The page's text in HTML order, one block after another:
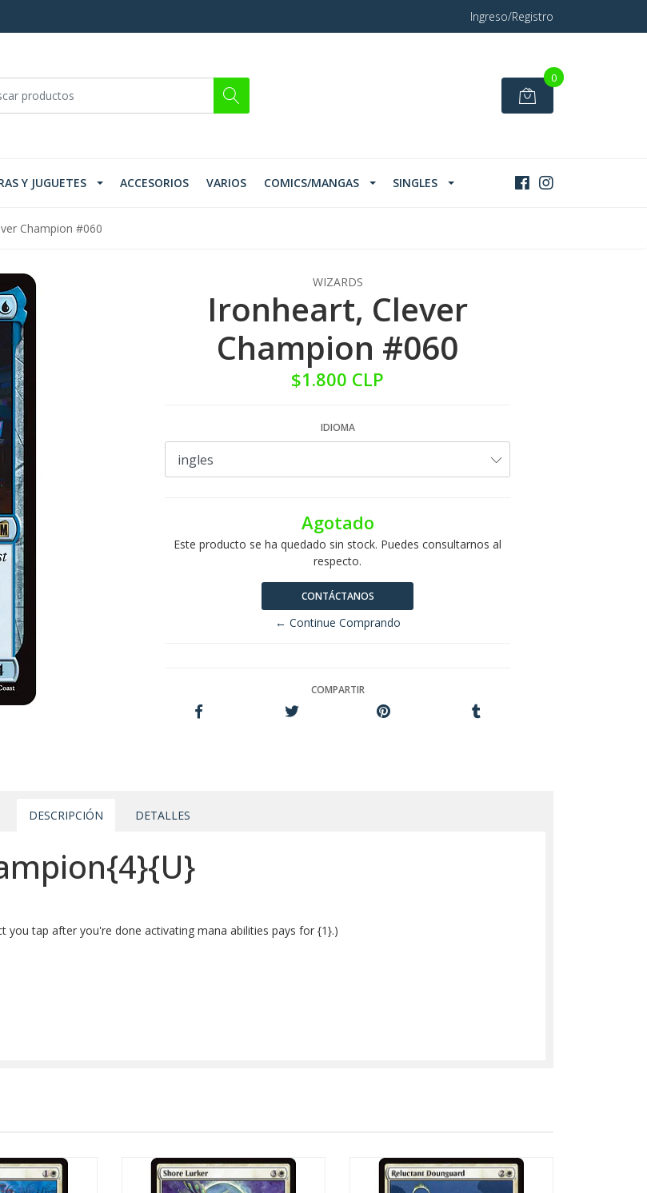
Ingreso/Registro
0
Y JUGUETES ACCESORIOS VARIOS COMICS/MANGAS SINGLES
Champion #060
WIZARDS
Ironheart, Clever
Champion #060
$1.800 CLP
IDIOMA
Agotado
Este producto se ha quedado sin stock. Puedes consultarnos al
respecto.
CONTÁCTANOS
← Continue Comprando
COMPARTIR
DESCRIPCIÓN DETALLES
you tap after you're done activating mana abilities pays for {1}.)